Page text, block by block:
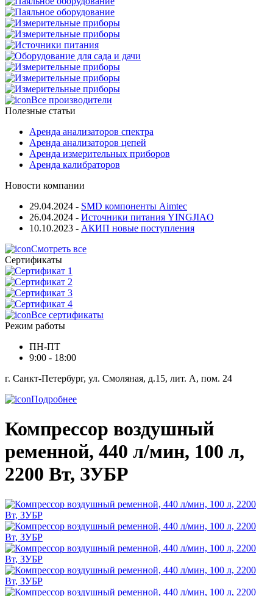
Все производители
Полезные статьи
Аренда анализаторов спектра
Аренда анализаторов цепей
Аренда измерительных приборов
Аренда калибраторов
Новости компании
29.04.2024 - SMD компоненты Aimtec
26.04.2024 - Источники питания YINGJIAO
10.10.2023 - АКИП новые поступления
Смотреть все
Сертификаты
Все сертификаты
Режим работы
ПН-ПТ
9:00 - 18:00
г. Санкт-Петербург, ул. Смоляная, д.15, лит. А, пом. 24
Подробнее
Компрессор воздушный
ременной, 440 л/мин, 100 л,
2200 Вт, ЗУБР